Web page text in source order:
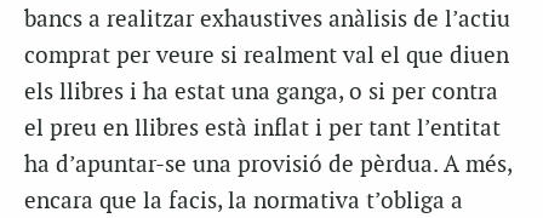
bancs a realitzar exhaustives anàlisis de l’actiu
comprat per veure si realment val el que diuen
els llibres i ha estat una ganga, o si per contra
el preu en llibres està inflat i per tant l’entitat
ha d’apuntar-se una provisió de pèrdua. A més,
encara que la facis, la normativa t’obliga a